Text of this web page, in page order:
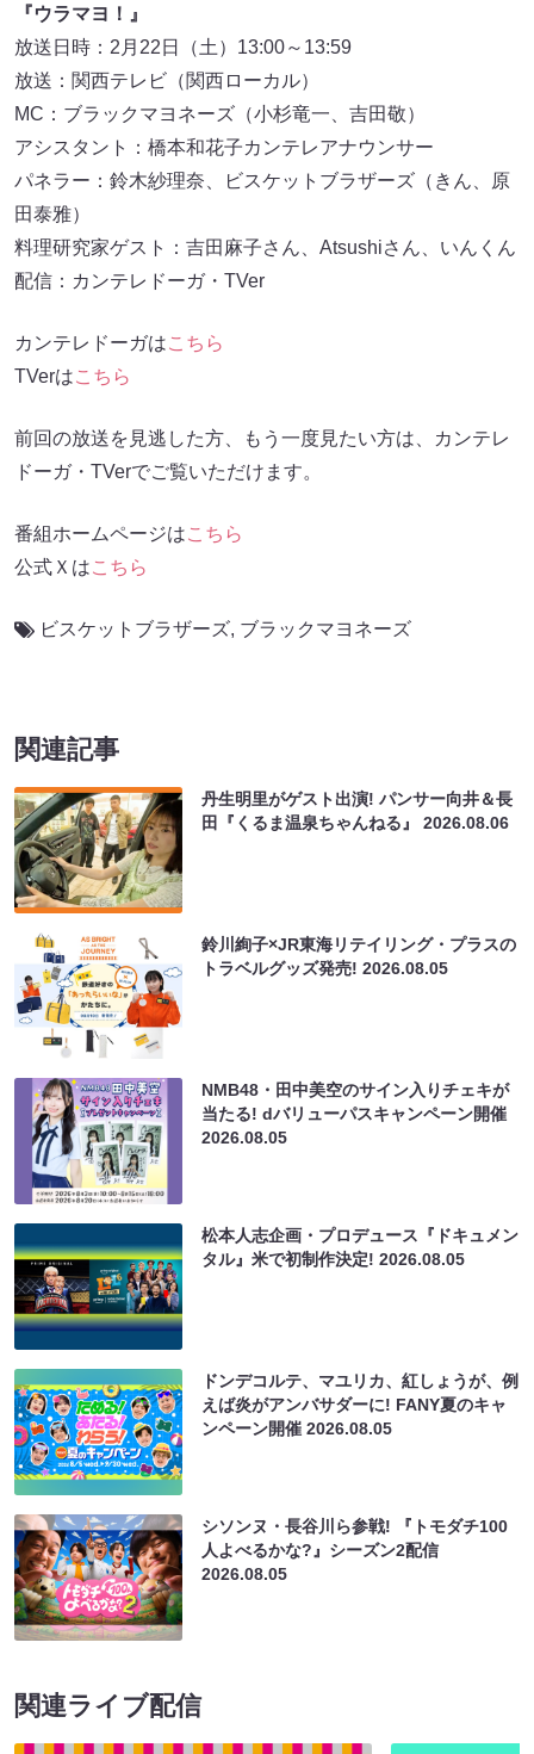
『ウラマヨ！』
放送日時：2月22日（土）13:00～13:59
放送：関西テレビ（関西ローカル）
MC：ブラックマヨネーズ（小杉竜一、吉田敬）
アシスタント：橋本和花子カンテレアナウンサー
パネラー：鈴木紗理奈、ビスケットブラザーズ（きん、原
田泰雅）
料理研究家ゲスト：吉田麻子さん、Atsushiさん、いんくん
配信：カンテレドーガ・TVer
カンテレドーガはこちら
TVerはこちら
前回の放送を見逃した方、もう一度見たい方は、カンテレ
ドーガ・TVerでご覧いただけます。
番組ホームページはこちら
公式Ｘはこちら
ビスケットブラザーズ, ブラックマヨネーズ
関連記事
丹生明里がゲスト出演! パンサー向井＆長
田『くるま温泉ちゃんねる』2026.08.06
鈴川絢子×JR東海リテイリング・プラスの
トラベルグッズ発売!2026.08.05
NMB48・田中美空のサイン入りチェキが
当たる! dバリューパスキャンペーン開催
2026.08.05
松本人志企画・プロデュース『ドキュメン
タル』米で初制作決定!2026.08.05
ドンデコルテ、マユリカ、紅しょうが、例
えば炎がアンバサダーに! FANY夏のキャ
ンペーン開催2026.08.05
シソンヌ・長谷川ら参戦! 『トモダチ100
人よべるかな?』シーズン2配信
2026.08.05
関連ライブ配信